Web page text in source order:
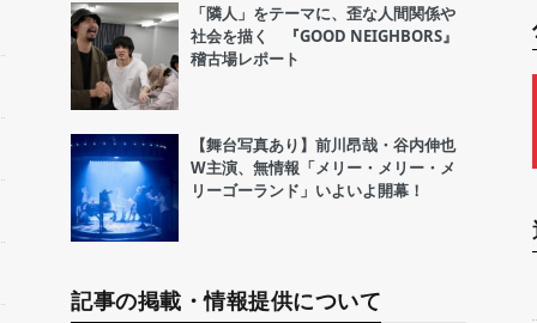
「隣人」をテーマに、歪な人間関係や
社会を描く 『GOOD NEIGHBORS』
稽古場レポート
【舞台写真あり】前川昂哉・谷内伸也
W主演、無情報「メリー・メリー・メ
リーゴーランド」いよいよ開幕！
記事の掲載・情報提供について